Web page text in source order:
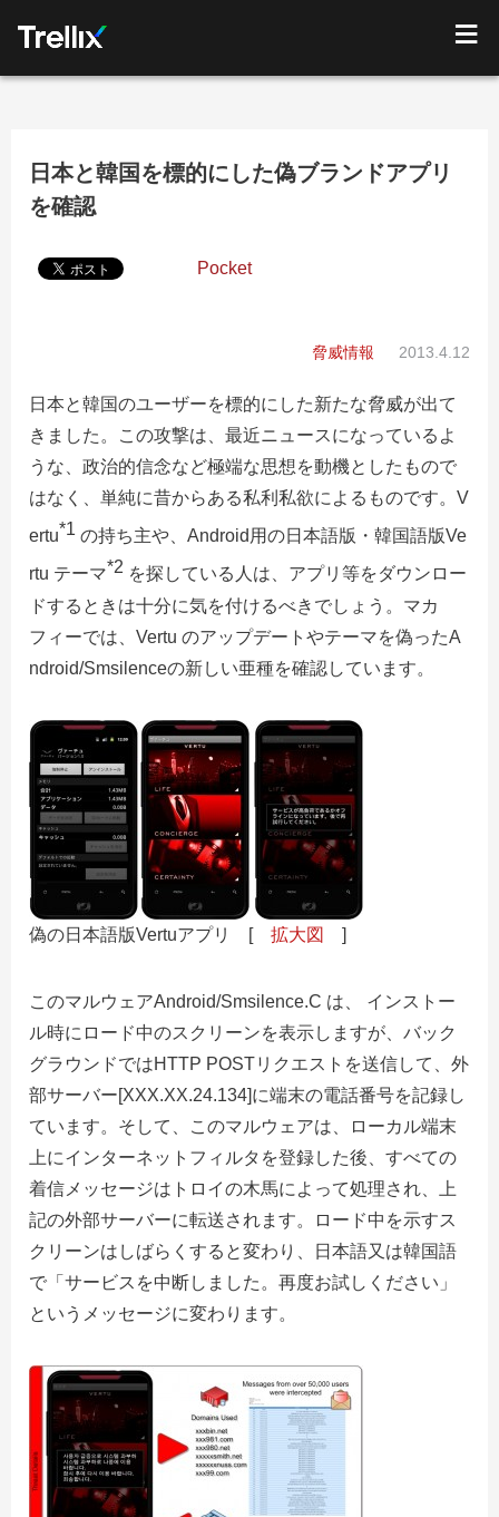
日本と韓国を標的にした偽ブランドアプリ
を確認
Pocket
脅威情報 2013.4.12
日本と韓国のユーザーを標的にした新たな脅威が出て
きました。この攻撃は、最近ニュースになっているよ
うな、政治的信念など極端な思想を動機としたもので
はなく、単純に昔からある私利私欲によるものです。V
ertu*1 の持ち主や、Android用の日本語版・韓国語版Ve
rtu テーマ*2 を探している人は、アプリ等をダウンロー
ドするときは十分に気を付けるべきでしょう。マカ
フィーでは、Vertu のアップデートやテーマを偽ったA
ndroid/Smsilenceの新しい亜種を確認しています。
偽の日本語版Vertuアプリ [ 拡大図 ]
このマルウェアAndroid/Smsilence.C は、 インストー
ル時にロード中のスクリーンを表示しますが、バック
グラウンドではHTTP POSTリクエストを送信して、外
部サーバー[XXX.XX.24.134]に端末の電話番号を記録し
ています。そして、このマルウェアは、ローカル端末
上にインターネットフィルタを登録した後、すべての
着信メッセージはトロイの木馬によって処理され、上
記の外部サーバーに転送されます。ロード中を示すス
クリーンはしばらくすると変わり、日本語又は韓国語
で「サービスを中断しました。再度お試しください」
というメッセージに変わります。